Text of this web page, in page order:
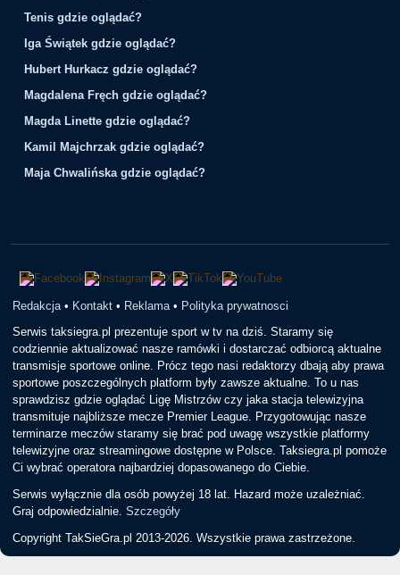
Tenis gdzie oglądać?
Iga Świątek gdzie oglądać?
Hubert Hurkacz gdzie oglądać?
Magdalena Fręch gdzie oglądać?
Magda Linette gdzie oglądać?
Kamil Majchrzak gdzie oglądać?
Maja Chwalińska gdzie oglądać?
Redakcja • Kontakt • Reklama • Polityka prywatnosci
Serwis taksiegra.pl prezentuje sport w tv na dziś. Staramy się
codziennie aktualizować nasze ramówki i dostarczać odbiorcą aktualne
transmisje sportowe online. Prócz tego nasi redaktorzy dbają aby prawa
sportowe poszczególnych platform były zawsze aktualne. To u nas
sprawdzisz gdzie oglądać Ligę Mistrzów czy jaka stacja telewizyjna
transmituje najbliższe mecze Premier League. Przygotowując nasze
terminarze meczów staramy się brać pod uwagę wszystkie platformy
telewizyjne oraz streamingowe dostępne w Polsce. Taksiegra.pl pomoże
Ci wybrać operatora najbardziej dopasowanego do Ciebie.
Serwis wyłącznie dla osób powyżej 18 lat. Hazard może uzależniać.
Graj odpowiedzialnie.Szczegóły
Copyright TakSieGra.pl 2013-2026. Wszystkie prawa zastrzeżone.